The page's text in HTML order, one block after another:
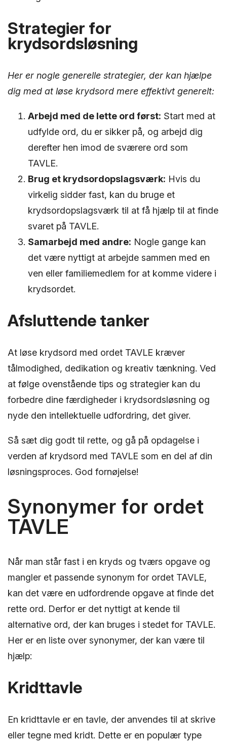
Strategier for
krydsordsløsning
Her er nogle generelle strategier, der kan hjælpe
dig med at løse krydsord mere effektivt generelt:
Arbejd med de lette ord først: Start med at
udfylde ord, du er sikker på, og arbejd dig
derefter hen imod de sværere ord som
TAVLE.
Brug et krydsordopslagsværk: Hvis du
virkelig sidder fast, kan du bruge et
krydsordopslagsværk til at få hjælp til at finde
svaret på TAVLE.
Samarbejd med andre: Nogle gange kan
det være nyttigt at arbejde sammen med en
ven eller familiemedlem for at komme videre i
krydsordet.
Afsluttende tanker
At løse krydsord med ordet TAVLE kræver
tålmodighed, dedikation og kreativ tænkning. Ved
at følge ovenstående tips og strategier kan du
forbedre dine færdigheder i krydsordsløsning og
nyde den intellektuelle udfordring, det giver.
Så sæt dig godt til rette, og gå på opdagelse i
verden af krydsord med TAVLE som en del af din
løsningsproces. God fornøjelse!
Synonymer for ordet
TAVLE
Når man står fast i en kryds og tværs opgave og
mangler et passende synonym for ordet TAVLE,
kan det være en udfordrende opgave at finde det
rette ord. Derfor er det nyttigt at kende til
alternative ord, der kan bruges i stedet for TAVLE.
Her er en liste over synonymer, der kan være til
hjælp:
Kridttavle
En kridttavle er en tavle, der anvendes til at skrive
eller tegne med kridt. Dette er en populær type